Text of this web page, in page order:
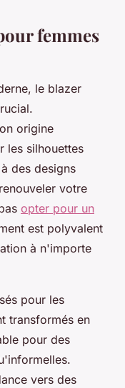
femmes
le blazer
origine
les silhouettes
des designs
votre
opter pour un
est polyvalent
à n'importe
pour les
transformés en
pour des
vers des